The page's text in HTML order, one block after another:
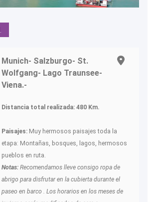
Munich- Salzburgo- St.
Wolfgang- Lago Traunsee-
Viena.-
Distancia total realizada: 480 Km.
Paisajes: Muy hermosos paisajes toda la
etapa: Montañas, bosques, lagos, hermosos
pueblos en ruta.
Notas: Recomendamos lleve consigo ropa de
abrigo para disfrutar en la cubierta durante el
paseo en barco . Los horarios en los meses de